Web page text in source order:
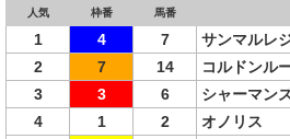
人気 枠番 馬番
1 4 7 サンマルレ
2
7 14 コルドンル
3
3 6 シャーマン
4
1 2 オノリス